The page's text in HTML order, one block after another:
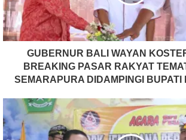
GUBERNUR BALI WAYAN
BREAKING PASAR RAKYAT
SEMARAPURA DIDAMPINGI BUPATI